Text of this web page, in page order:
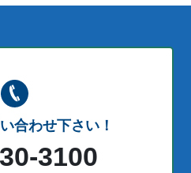
合わせ下さい！
3100